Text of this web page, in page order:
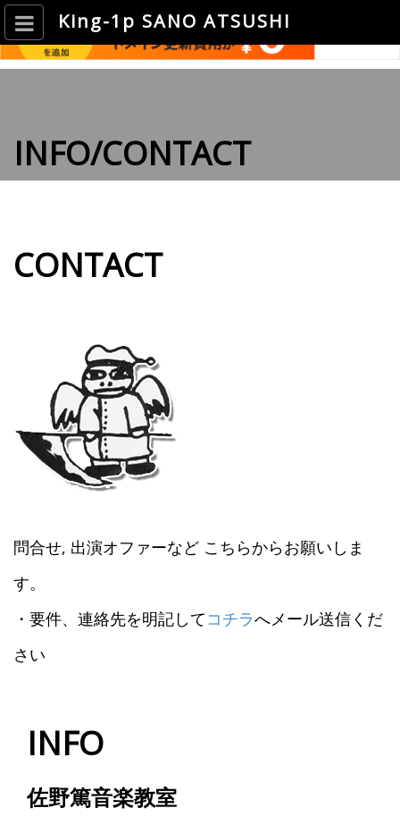
King-1p SANO ATSUSHI
INFO/CONTACT
CONTACT
問合せ, 出演オファーなど こちらからお願いしま
す。
・要件、連絡先を明記してコチラへメール送信くだ
さい
INFO
佐野篤音楽教室